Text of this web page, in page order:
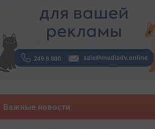
Важные новости